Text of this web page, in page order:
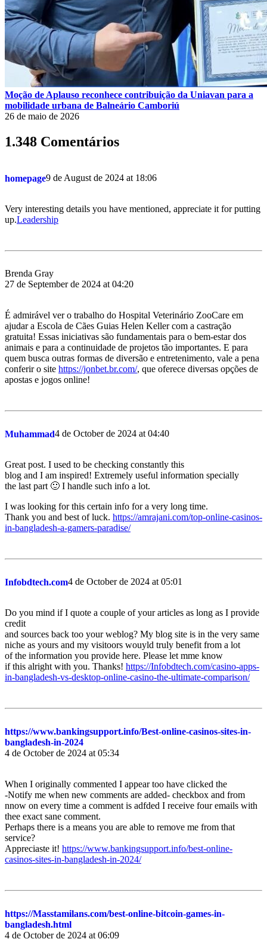
Moção de Aplauso reconhece contribuição da Uniavan para a
mobilidade urbana de Balneário Camboriú
26 de maio de 2026
1.348 Comentários
homepage9 de August de 2024 at 18:06
Very interesting details you have mentioned, appreciate it for putting
up.Leadership
Brenda Gray
27 de September de 2024 at 04:20
É admirável ver o trabalho do Hospital Veterinário ZooCare em
ajudar a Escola de Cães Guias Helen Keller com a castração
gratuita! Essas iniciativas são fundamentais para o bem-estar dos
animais e para a continuidade de projetos tão importantes. E para
quem busca outras formas de diversão e entretenimento, vale a pena
conferir o site https://jonbet.br.com/, que oferece diversas opções de
apostas e jogos online!
Muhammad4 de October de 2024 at 04:40
Great post. I used to be checking constantly this
blog and I am inspired! Extremely useful information specially
the last part 🙂 I handle such info a lot.
I was looking for this certain info for a very long time.
Thank you and best of luck. https://amrajani.com/top-online-casinos-
in-bangladesh-a-gamers-paradise/
Infobdtech.com4 de October de 2024 at 05:01
Do you mind if I quote a couple of your articles as long as I provide
credit
and sources back too your weblog? My blog site is in the very same
niche as yours and my visitoors wouyld truly benefit from a lot
of the information you provide here. Please let mme know
if this alright with you. Thanks! https://Infobdtech.com/casino-apps-
in-bangladesh-vs-desktop-online-casino-the-ultimate-comparison/
https://www.bankingsupport.info/Best-online-casinos-sites-in-
bangladesh-in-2024
4 de October de 2024 at 05:34
When I originally commented I appear too have clicked the
-Notify me when new comments are added- checkbox and from
nnow on every time a comment is adfded I receive four emails with
thee exact sane comment.
Perhaps there is a means you are able to remove me from that
service?
Appreciaste it! https://www.bankingsupport.info/best-online-
casinos-sites-in-bangladesh-in-2024/
https://Masstamilans.com/best-online-bitcoin-games-in-
bangladesh.html
4 de October de 2024 at 06:09